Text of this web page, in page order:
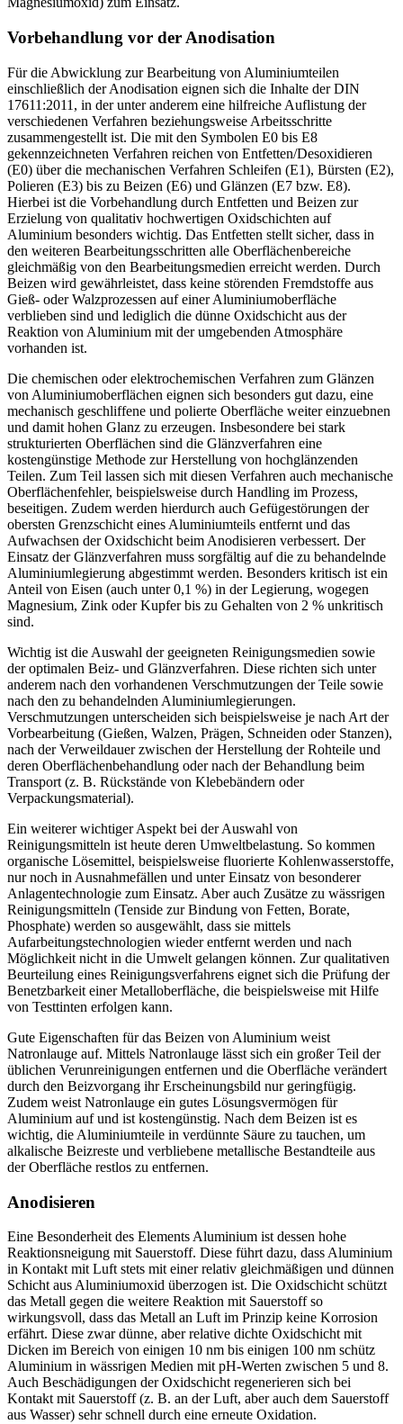
Vorbehandlung vor der Anodisation
Für die Abwicklung zur Bearbeitung von Aluminiumteilen
einschließlich der Anodisation eignen sich die Inhalte der DIN
17611:2011, in der unter anderem eine hilfreiche Auflistung der
verschiedenen Verfahren beziehungsweise Arbeitsschritte
zusammengestellt ist. Die mit den Symbolen E0 bis E8
gekennzeichneten Verfahren reichen von Entfetten/Desoxidieren
(E0) über die mechanischen Verfahren Schleifen (E1), Bürsten (E2),
Polieren (E3) bis zu Beizen (E6) und Glänzen (E7 bzw. E8).
Hierbei ist die Vorbehandlung durch Entfetten und Beizen zur
Erzielung von qualitativ hochwertigen Oxidschichten auf
Aluminium besonders wichtig. Das Entfetten stellt sicher, dass in
den weiteren Bearbeitungsschritten alle Oberflächenbereiche
gleichmäßig von den Bearbeitungsmedien erreicht werden. Durch
Beizen wird gewährleistet, dass keine störenden Fremdstoffe aus
Gieß- oder Walzprozessen auf einer Aluminiumoberfläche
verblieben sind und lediglich die dünne Oxidschicht aus der
Reaktion von Aluminium mit der umgebenden Atmosphäre
vorhanden ist.
Die chemischen oder elektrochemischen Verfahren zum Glänzen
von Aluminiumoberflächen eignen sich besonders gut dazu, eine
mechanisch geschliffene und polierte Oberfläche weiter einzuebnen
und damit hohen Glanz zu erzeugen. Insbesondere bei stark
strukturierten Oberflächen sind die Glänzverfahren eine
kostengünstige Methode zur Herstellung von hochglänzenden
Teilen. Zum Teil lassen sich mit diesen Verfahren auch mechanische
Oberflächenfehler, beispielsweise durch Handling im Prozess,
beseitigen. Zudem werden hierdurch auch Gefügestörungen der
obersten Grenzschicht eines Aluminiumteils entfernt und das
Aufwachsen der Oxidschicht beim Anodisieren verbessert. Der
Einsatz der Glänzverfahren muss sorgfältig auf die zu behandelnde
Aluminiumlegierung abgestimmt werden. Besonders kritisch ist ein
Anteil von Eisen (auch unter 0,1 %) in der Legierung, wogegen
Magnesium, Zink oder Kupfer bis zu Gehalten von 2 % unkritisch
sind.
Wichtig ist die Auswahl der geeigneten Reinigungsmedien sowie
der optimalen Beiz- und Glänzverfahren. Diese richten sich unter
anderem nach den vorhandenen Verschmutzungen der Teile sowie
nach den zu behandelnden Aluminiumlegierungen.
Verschmutzungen unterscheiden sich beispielsweise je nach Art der
Vorbearbeitung (Gießen, Walzen, Prägen, Schneiden oder Stanzen),
nach der Verweildauer zwischen der Herstellung der Rohteile und
deren Oberflächenbehandlung oder nach der Behandlung beim
Transport (z. B. Rückstände von Klebebändern oder
Verpackungsmaterial).
Ein weiterer wichtiger Aspekt bei der Auswahl von
Reinigungsmitteln ist heute deren Umweltbelastung. So kommen
organische Lösemittel, beispielsweise fluorierte Kohlenwasserstoffe,
nur noch in ­Ausnahmefällen und unter Einsatz von besonderer
Anlagen­technologie zum Einsatz. Aber auch Zusätze zu wässrigen
Reinigungsmitteln (Tenside zur Bindung von Fetten, Borate,
Phosphate) werden so ausgewählt, dass sie mittels
Aufarbeitungstechnologien wieder entfernt werden und nach
Möglichkeit nicht in die Umwelt gelangen können. Zur qualitativen
Beurteilung eines Reinigungsverfahrens eignet sich die Prüfung der
Benetzbarkeit einer Metalloberfläche, die beispielsweise mit Hilfe
von Testtinten erfolgen kann.
Gute Eigenschaften für das Beizen von Aluminium weist
Natronlauge auf. Mittels Natronlauge lässt sich ein großer Teil der
üblichen Verunreinigungen entfernen und die Oberfläche verändert
durch den Beizvorgang ihr Erscheinungsbild nur geringfügig.
Zudem weist Natronlauge ein gutes Lösungsvermögen für
Aluminium auf und ist kostengünstig. Nach dem Beizen ist es
wichtig, die Aluminiumteile in verdünnte Säure zu tauchen, um
alkalische Beizreste und verbliebene metallische Bestandteile aus
der Oberfläche restlos zu entfernen.
Anodisieren
Eine Besonderheit des Elements ­Aluminium ist dessen hohe
Reaktionsneigung mit Sauerstoff. Diese führt dazu, dass Aluminium
in Kontakt mit Luft stets mit einer relativ gleichmäßigen und dünnen
Schicht aus Aluminium­oxid überzogen ist. Die Oxidschicht schützt
das Metall gegen die weitere Reaktion mit Sauerstoff so
wirkungsvoll, dass das Metall an Luft im Prinzip keine Korrosion
erfährt. Diese zwar dünne, aber relative dichte Oxidschicht mit
Dicken im Bereich von einigen 10 nm bis einigen 100 nm schütz
Aluminium in wässrigen Medien mit pH-Werten zwischen 5 und 8.
Auch Beschädigungen der Oxidschicht regenerieren sich bei
Kontakt mit Sauerstoff (z. B. an der Luft, aber auch dem Sauerstoff
aus Wasser) sehr schnell durch eine erneute Oxidation.